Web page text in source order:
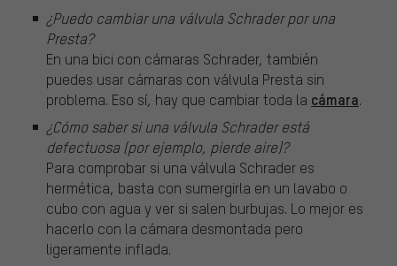
¿Puedo cambiar una válvula Schrader por una
Presta?
En una bici con cámaras Schrader, también
puedes usar cámaras con válvula Presta sin
problema. Eso sí, hay que cambiar toda la cámara.
¿Cómo saber si una válvula Schrader está
defectuosa (por ejemplo, pierde aire)?
Para comprobar si una válvula Schrader es
hermética, basta con sumergirla en un lavabo o
cubo con agua y ver si salen burbujas. Lo mejor es
hacerlo con la cámara desmontada pero
ligeramente inflada.